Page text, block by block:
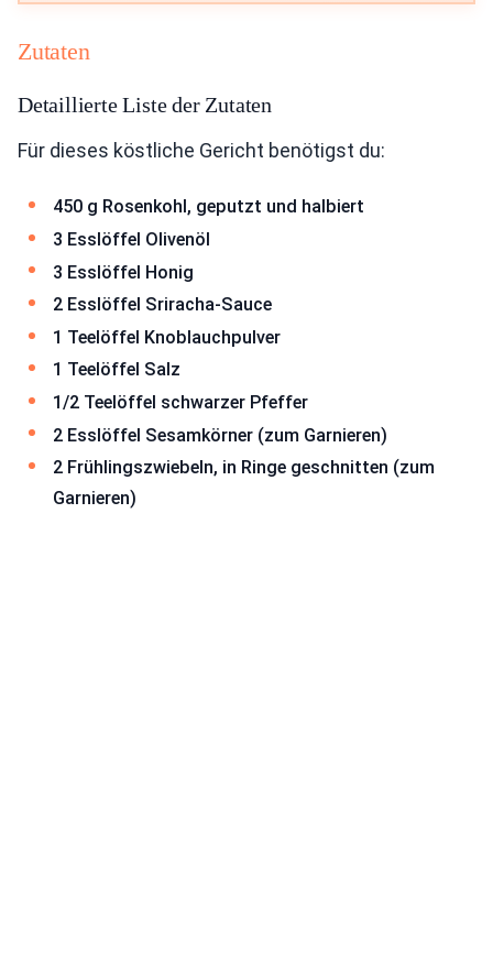
Zutaten
Detaillierte Liste der Zutaten
Für dieses köstliche Gericht benötigst du:
450 g Rosenkohl, geputzt und halbiert
3 Esslöffel Olivenöl
3 Esslöffel Honig
2 Esslöffel Sriracha-Sauce
1 Teelöffel Knoblauchpulver
1 Teelöffel Salz
1/2 Teelöffel schwarzer Pfeffer
2 Esslöffel Sesamkörner (zum Garnieren)
2 Frühlingszwiebeln, in Ringe geschnitten (zum
Garnieren)